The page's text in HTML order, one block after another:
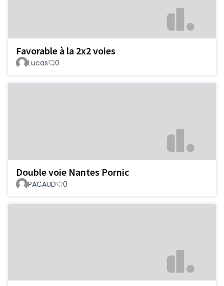
Favorable à la 2x2 voies
Lucas 0
Double voie Nantes Pornic
PACAUD 0